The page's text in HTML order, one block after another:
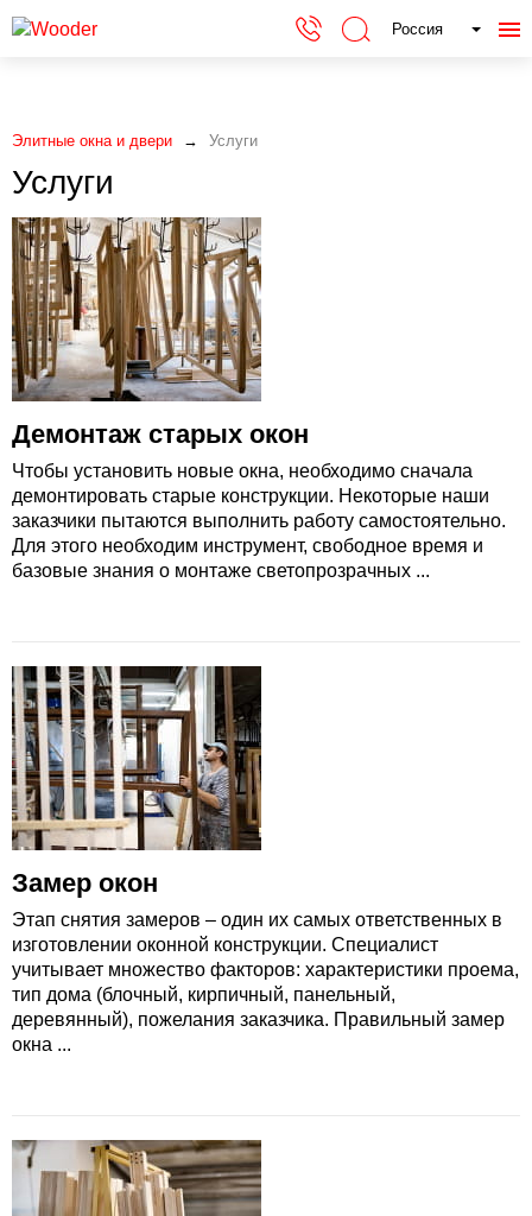
Россия
Элитные окна и двери Услуги
Услуги
Демонтаж старых окон
Чтобы установить новые окна, необходимо сначала
демонтировать старые конструкции. Некоторые наши
заказчики пытаются выполнить работу самостоятельно.
Для этого необходим инструмент, свободное время и
базовые знания о монтаже светопрозрачных ...
Замер окон
Этап снятия замеров – один их самых ответственных в
изготовлении оконной конструкции. Специалист
учитывает множество факторов: характеристики проема,
тип дома (блочный, кирпичный, панельный,
деревянный), пожелания заказчика. Правильный замер
окна ...